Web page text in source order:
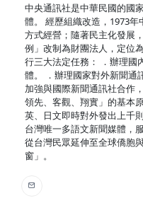
中央通訊社是中華民國的國
體。 經歷組織改造，1973
方式經營；隨著民主化發展
例」改制為財團法人，定位
行三大法定任務： ．辦理國
體。 ．辦理國家對外新聞通
加強與國際新聞通訊社合作
領先、客觀、翔實」的基本
英、日文即時對外發出上千
台灣唯一多語文新聞媒體，
從台灣民眾延伸至全球僑胞
窗」。